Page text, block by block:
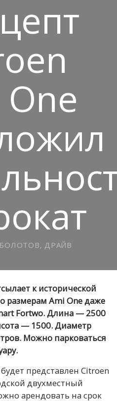
ДРАЙВ
к исторической
размерам Ami One даже
Fortwo. Длина — 2500
— 1500. Диаметр
Можно парковаться
представлен Citroen
двухместный
арендовать на срок